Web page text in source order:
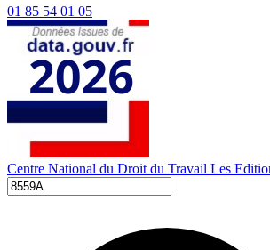
01 85 54 01 05
Centre National du Droit du Travail Les